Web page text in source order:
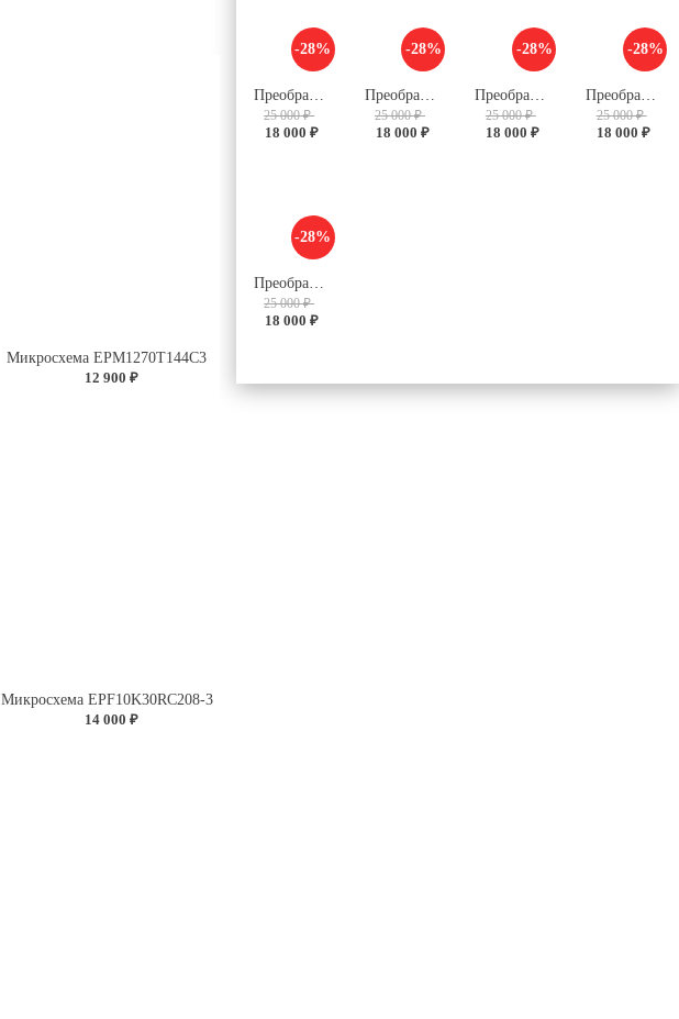
-28%
Преобразователь V28C5M50BL
25 000 ₽
18 000 ₽
-28%
Преобразователь V28C28M100BL
25 000 ₽
18 000 ₽
-28%
25 000 ₽
18 000 ₽
-28%
25 000 ₽
18 000 ₽
-28%
Преобразователь V28C24C100BL
25 000 ₽
18 000 ₽
Микросхема EPM1270T144C3
12 900 ₽
Микросхема EPF10K30RC208-3
14 000 ₽